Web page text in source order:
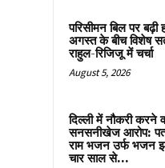
परिसीमन बिल पर
अगस्त के बीच विशेष
राहुल-रिजिजू में चर्चा
August 5, 2026
दिल्ली में नौकरी करने
सनसनीखेज आरोप:
राम भजन उर्फ भजन
चार साल से...